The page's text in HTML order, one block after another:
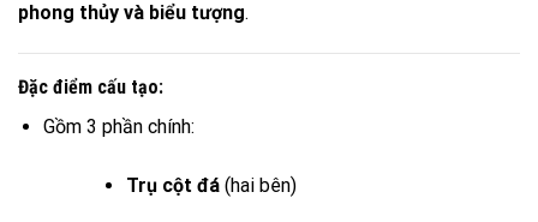
phong thủy và biểu tượng.
Đặc điểm cấu tạo:
Gồm 3 phần chính:
Trụ cột đá(hai bên)